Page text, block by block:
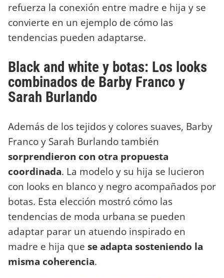
refuerza la conexión entre madre e hija y se
convierte en un ejemplo de cómo las
tendencias pueden adaptarse.
Black and white y botas: Los looks
combinados de Barby Franco y
Sarah Burlando
Además de los tejidos y colores suaves, Barby
Franco y Sarah Burlando también
sorprendieron con otra propuesta
coordinada. La modelo y su hija se lucieron
con looks en blanco y negro acompañados por
botas. Esta elección mostró cómo las
tendencias de moda urbana se pueden
adaptar parar un atuendo inspirado en
madre e hija que se adapta sosteniendo la
misma coherencia.